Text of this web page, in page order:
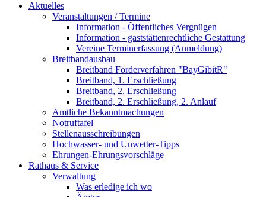
Aktuelles
Veranstaltungen / Termine
Information - Öffentliches Vergnügen
Information - gaststättenrechtliche Gestattung
Vereine Terminerfassung (Anmeldung)
Breitbandausbau
Breitband Förderverfahren "BayGibitR"
Breitband, 1. Erschließung
Breitband, 2. Erschließung
Breitband, 2. Erschließung, 2. Anlauf
Amtliche Bekanntmachungen
Notruftafel
Stellenausschreibungen
Hochwasser- und Unwetter-Tipps
Ehrungen-Ehrungsvorschläge
Rathaus & Service
Verwaltung
Was erledige ich wo